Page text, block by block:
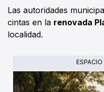
Las autoridades
cintas en la renovada
localidad.